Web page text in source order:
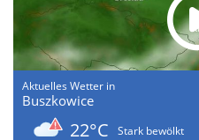
Aktuelles Wetter in
Buszkowice
22°C
Stark bewölkt